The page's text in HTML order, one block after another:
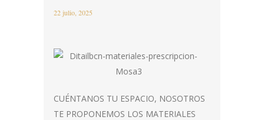
22 julio, 2025
CUÉNTANOS TU ESPACIO, NOSOTROS
TE PROPONEMOS LOS MATERIALES